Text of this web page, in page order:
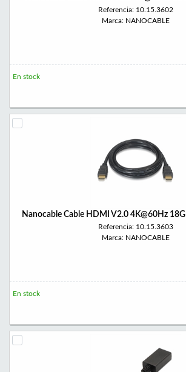
Referencia: 10.15.3602
Marca: NANOCABLE
En stock
Nanocable Cable HDMI V2.0 4K@60Hz
Referencia: 10.15.3603
Marca: NANOCABLE
En stock